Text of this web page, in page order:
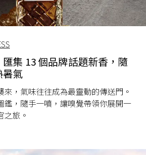
集 13 個品牌話題新香，隨
暑氣
來，氣味往往成為最靈動的傳送門。
鑑，隨手一噴，讓嗅覺帶領你展開一
之旅。